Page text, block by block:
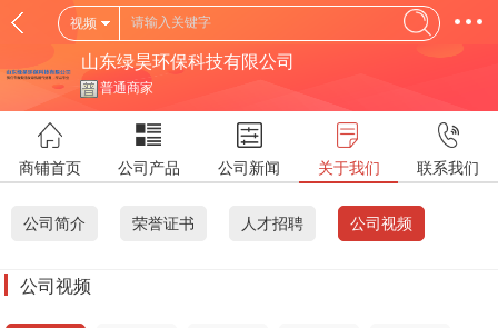
视频
山东绿昊环保科技有限公司
普通商家
商铺首页 公司产品 公司新闻 关于我们 联系我们
公司简介 荣誉证书 人才招聘 公司视频
公司视频